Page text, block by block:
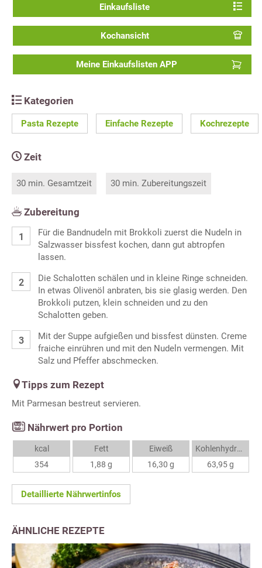
Einkaufsliste
Kochansicht
Meine Einkaufslisten APP
Kategorien
Pasta Rezepte Einfache Rezepte Kochrezepte
Zeit
30 min. Gesamtzeit 30 min. Zubereitungszeit
Zubereitung
Für die Bandnudeln mit Brokkoli zuerst die Nudeln in
Salzwasser bissfest kochen, dann gut abtropfen
lassen.
Die Schalotten schälen und in kleine Ringe schneiden.
In etwas Olivenöl anbraten, bis sie glasig werden. Den
Brokkoli putzen, klein schneiden und zu den
Schalotten geben.
Mit der Suppe aufgießen und bissfest dünsten. Creme
fraiche einrühren und mit den Nudeln vermengen. Mit
Salz und Pfeffer abschmecken.
Tipps zum Rezept
Mit Parmesan bestreut servieren.
Nährwert pro Portion
kcal
354
Fett
1,88 g
Eiweiß
16,30 g
Kohlenhydrate
63,95 g
Detaillierte Nährwertinfos
ÄHNLICHE REZEPTE